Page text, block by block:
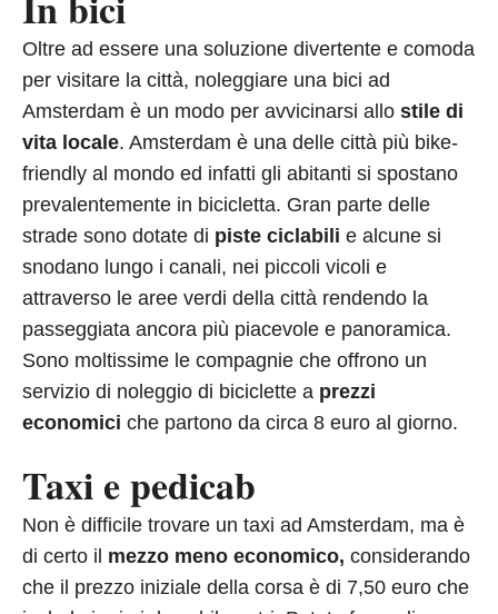
Oltre ad essere una soluzione divertente e comoda
per visitare la città, noleggiare una bici ad
Amsterdam è un modo per avvicinarsi allo stile di
vita locale. Amsterdam è una delle città più bike-
friendly al mondo ed infatti gli abitanti si spostano
prevalentemente in bicicletta. Gran parte delle
strade sono dotate di piste ciclabili e alcune si
snodano lungo i canali, nei piccoli vicoli e
attraverso le aree verdi della città rendendo la
passeggiata ancora più piacevole e panoramica.
Sono moltissime le compagnie che offrono un
servizio di noleggio di biciclette a prezzi
economici che partono da circa 8 euro al giorno.
Taxi e pedicab
Non è difficile trovare un taxi ad Amsterdam, ma è
di certo il mezzo meno economico, considerando
che il prezzo iniziale della corsa è di 7,50 euro che